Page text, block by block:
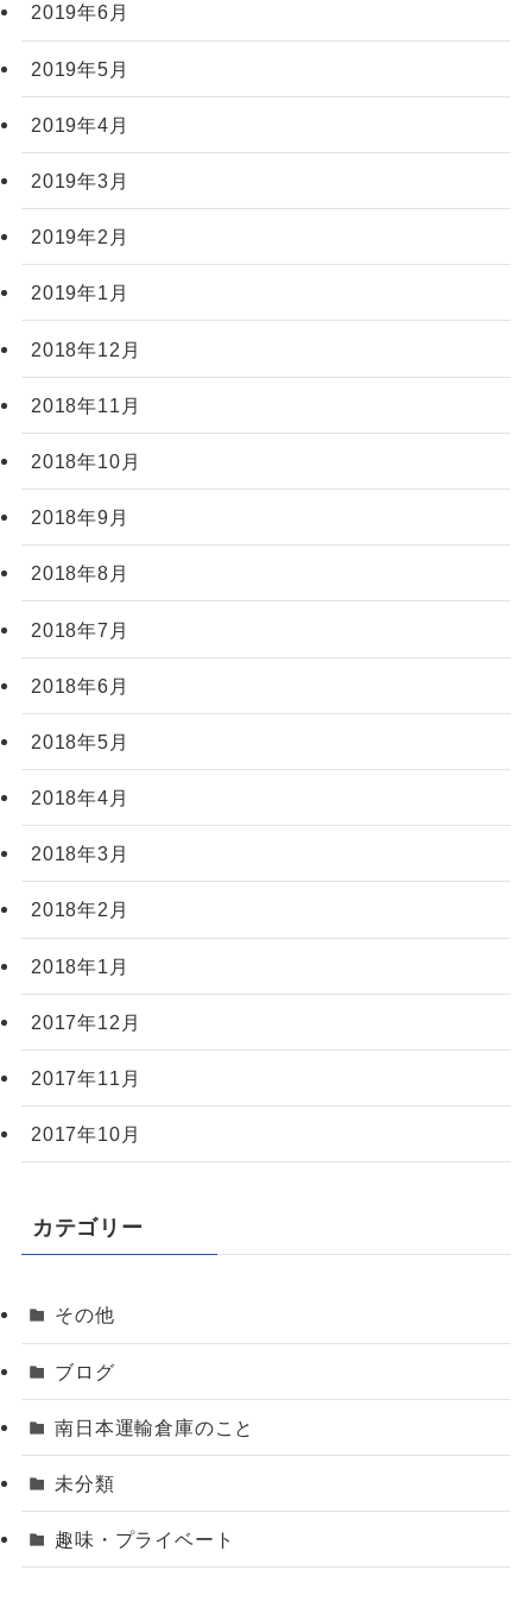
2019年6月
2019年5月
2019年4月
2019年3月
2019年2月
2019年1月
2018年12月
2018年11月
2018年10月
2018年9月
2018年8月
2018年7月
2018年6月
2018年5月
2018年4月
2018年3月
2018年2月
2018年1月
2017年12月
2017年11月
2017年10月
カテゴリー
その他
ブログ
南日本運輸倉庫のこと
未分類
趣味・プライベート